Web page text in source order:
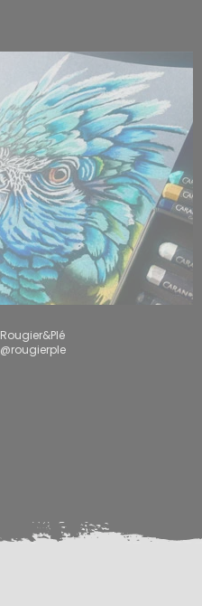
Rougier&Plé
@rougierple